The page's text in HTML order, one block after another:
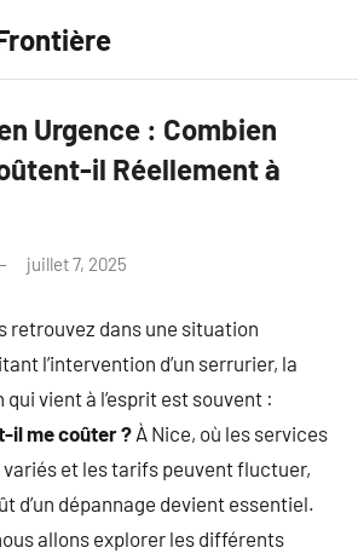
Urgence : Combien
il Réellement à
juillet 7, 2025
retrouvez dans une situation
l’intervention d’un serrurier, la
vient à l’esprit est souvent :
il me coûter ? À Nice, où les services
et les tarifs peuvent fluctuer,
d’un dépannage devient essentiel.
allons explorer les différents